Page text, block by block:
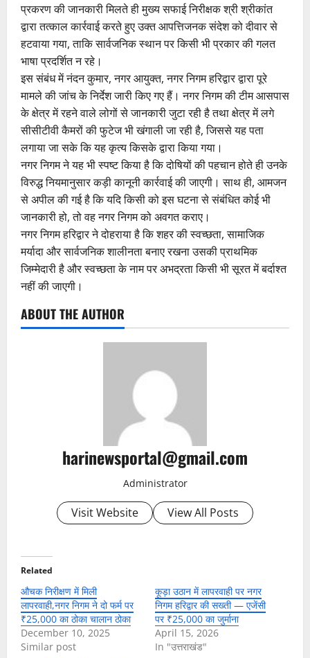
प्रकरण की जानकारी मिलते ही मुख्य सफाई निरीक्षक श्री श्रीकांत
द्वारा तत्काल कार्रवाई करते हुए उक्त आपत्तिजनक संदेश को दीवार से
हटवाया गया, ताकि सार्वजनिक स्थान पर किसी भी प्रकार की गलत
भाषा प्रदर्शित न रहे।
इस संबंध में नंदन कुमार, नगर आयुक्त, नगर निगम हरिद्वार द्वारा पूरे
मामले की जांच के निर्देश जारी किए गए हैं। नगर निगम की टीम आसपास
के क्षेत्र में रहने वाले लोगों से जानकारी जुटा रही है तथा क्षेत्र में लगे
सीसीटीवी कैमरों की फुटेज भी खंगाली जा रही है, जिससे यह पता
लगाया जा सके कि यह कृत्य किसके द्वारा किया गया।
नगर निगम ने यह भी स्पष्ट किया है कि दोषियों की पहचान होते ही उनके
विरुद्ध नियमानुसार कड़ी कानूनी कार्रवाई की जाएगी। साथ ही, आमजन
से अपील की गई है कि यदि किसी को इस घटना से संबंधित कोई भी
जानकारी हो, तो वह नगर निगम को अवगत कराए।
नगर निगम हरिद्वार ने दोहराया है कि शहर की स्वच्छता, सामाजिक
मर्यादा और सार्वजनिक शालीनता बनाए रखना उसकी प्राथमिक
जिम्मेदारी है और स्वच्छता के नाम पर अभद्रता किसी भी सूरत में बर्दाश्त
नहीं की जाएगी।
ABOUT THE AUTHOR
harinewsportal@gmail.com
Administrator
Visit Website View All Posts
Related
औचक निरीक्षण में मिली
लापरवाही,नगर निगम ने दो फर्म पर
₹25,000 का ठोका चालान ठोका
December 10, 2025
Similar post
कूड़ा उठान में लापरवाही पर नगर
निगम हरिद्वार की सख्ती — एजेंसी
पर ₹25,000 का जुर्माना
April 15, 2026
In "उत्तराखंड"